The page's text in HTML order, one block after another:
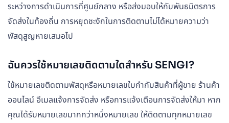
ระหว่างการดำเนินการที่ศูนย์กลาง หรือส่งมอบให้กับพันธมิตรการ
จัดส่งในท้องถิ่น การหยุดชะงักในการติดตามไม่ได้หมายความว่า
พัสดุสูญหายเสมอไป
ฉันควรใช้หมายเลขติดตามใดสำหรับ SENGI?
ใช้หมายเลขติดตามพัสดุหรือหมายเลขใบกำกับสินค้าที่ผู้ขาย ร้านค้า
ออนไลน์ อีเมลแจ้งการจัดส่ง หรือการแจ้งเตือนการจัดส่งให้มา หาก
คุณได้รับหมายเลขมากกว่าหนึ่งหมายเลข ให้ติดตามทุกหมายเลข